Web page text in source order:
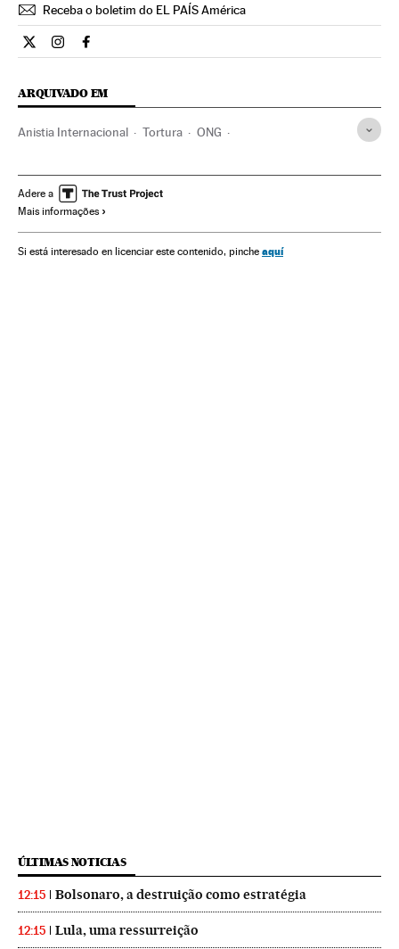
Receba o boletim do EL PAÍS América
Internacional El País Brasil en Twitter
Internacional El País Brasil en Instagram
Internacional El País Brasil en Facebook
ARQUIVADO EM
Anistia Internacional Tortura ONG
Direitos humanos Ásia oriental
Adere a
Mais informações
Si está interesado en licenciar este contenido, pinche aquí
ÚLTIMAS NOTICIAS
12:15 Bolsonaro, a destruição como estratégia
12:15 Lula, uma ressurreição